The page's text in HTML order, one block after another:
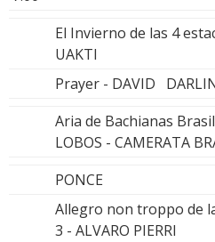
El Invierno de las 4
UAKTI
Prayer - DAVID
Aria de Bachianas
LOBOS - CAMERATA
PONCE
Allegro non troppo de
3 - ALVARO PIERRI